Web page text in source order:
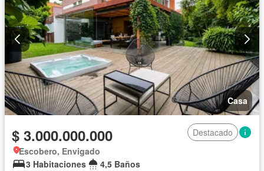
Casa
$ 3.000.000.000
Destacado
Escobero, Envigado
3 Habitaciones
4,5 Baños